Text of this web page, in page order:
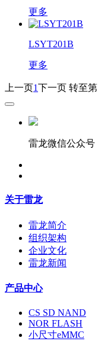
更多
LSYT201B
更多
上一页1下一页 转至第
雷龙微信公众号
关于雷龙
雷龙简介
组织架构
企业文化
雷龙新闻
产品中心
CS SD NAND
NOR FLASH
小尺寸eMMC